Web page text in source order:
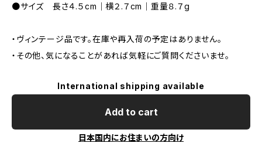
●サイズ 長さ４.５cm｜横２.７cm｜重量８.７g
・ヴィンテージ品です。在庫や再入荷の予定はありません。
・その他、気になることがあれば気軽にご質問くださいませ。
International shipping available
Add to cart
日本国内にお住まいの方向け